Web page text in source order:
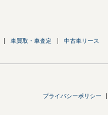
車買取・車査定 中古車リース
プライバシーポリシー